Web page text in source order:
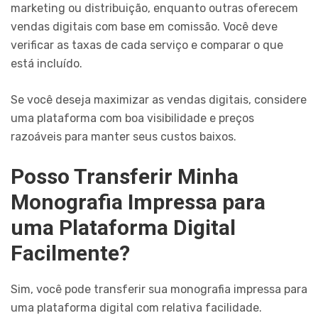
marketing ou distribuição, enquanto outras oferecem
vendas digitais com base em comissão. Você deve
verificar as taxas de cada serviço e comparar o que
está incluído.
Se você deseja maximizar as vendas digitais, considere
uma plataforma com boa visibilidade e preços
razoáveis para manter seus custos baixos.
Posso Transferir Minha
Monografia Impressa para
uma Plataforma Digital
Facilmente?
Sim, você pode transferir sua monografia impressa para
uma plataforma digital com relativa facilidade.